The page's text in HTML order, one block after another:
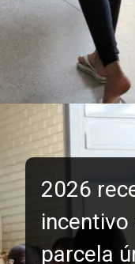
2026
parcela